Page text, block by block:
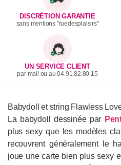
DISCRÉTION GARANTIE
sans mentions "ruedesplaisirs"
UN SERVICE CLIENT
par mail ou au 04.91.82.80.15
Babydoll et string Flawless
La babydoll dessinée par
plus sexy que les modèles
recouvrent généralement le
joue une carte bien plus sexy